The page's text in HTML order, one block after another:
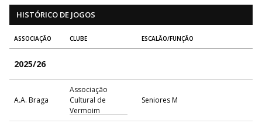
HISTÓRICO DE JOGOS
ASSOCIAÇÃO CLUBE ESCALÃO/FUNÇÃO
2025/26
A.A. Braga
Associação
Cultural de
Vermoim
Seniores M